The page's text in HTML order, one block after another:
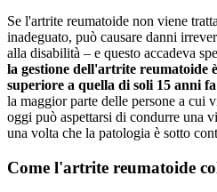
Se l'artrite reumatoide non viene
inadeguato, può causare danni
alla disabilità – e questo accadeva
la gestione dell'artrite reumatoide
superiore a quella di soli 15 anni fa
la maggior parte delle persone a cui
oggi può aspettarsi di condurre una
una volta che la patologia è sotto
Come l'artrite reumatoide